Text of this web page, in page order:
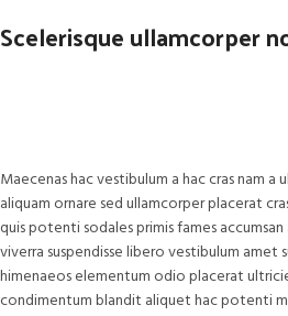
Scelerisque ullamcorper
Maecenas hac vestibulum a hac cras nam
aliquam ornare sed ullamcorper placerat
quis potenti sodales primis fames
viverra suspendisse libero vestibulum amet
himenaeos elementum odio placerat
condimentum blandit aliquet hac potenti